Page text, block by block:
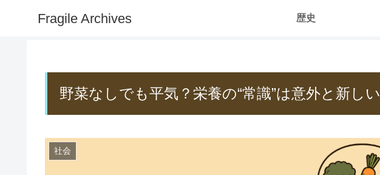
Fragile Archives 歴史
野菜なしでも平気？栄養の“常識”は意外と新しい
社会